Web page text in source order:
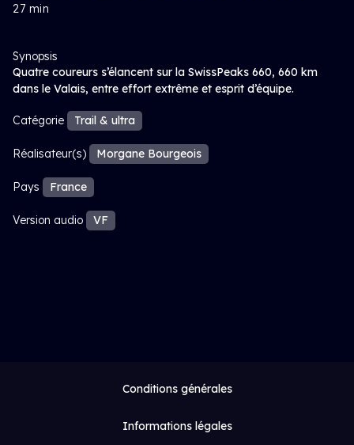
27 min
Synopsis
Quatre coureurs s’élancent sur la SwissPeaks 660, 660 km
dans le Valais, entre effort extrême et esprit d’équipe.
Catégorie Trail & ultra
Réalisateur(s) Morgane Bourgeois
Pays France
Version audio VF
Conditions générales
Informations légales